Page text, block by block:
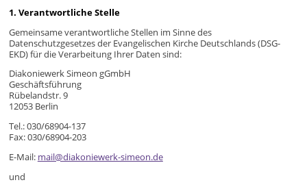
1. Verantwortliche Stelle
Gemeinsame verantwortliche Stellen im Sinne des
Datenschutzgesetzes der Evangelischen Kirche Deutschlands (DSG-
EKD) für die Verarbeitung Ihrer Daten sind:
Diakoniewerk Simeon gGmbH
Geschäftsführung
Rübelandstr. 9
12053 Berlin
Tel.: 030/68904-137
Fax: 030/68904-203
E-Mail: mail@diakoniewerk-simeon.de
und